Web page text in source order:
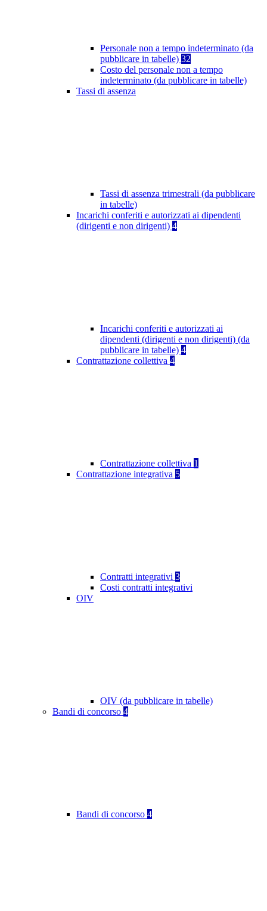
Personale non a tempo indeterminato (da
pubblicare in tabelle) 32
Costo del personale non a tempo
indeterminato (da pubblicare in tabelle)
Tassi di assenza
Tassi di assenza trimestrali (da pubblicare
in tabelle)
Incarichi conferiti e autorizzati ai dipendenti
(dirigenti e non dirigenti) 4
Incarichi conferiti e autorizzati ai
dipendenti (dirigenti e non dirigenti) (da
pubblicare in tabelle) 4
Contrattazione collettiva 4
Contrattazione collettiva 1
Contrattazione integrativa 5
Contratti integrativi 3
Costi contratti integrativi
OIV
OIV (da pubblicare in tabelle)
Bandi di concorso 4
Bandi di concorso 4